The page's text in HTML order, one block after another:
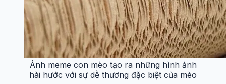
Ảnh meme con mèo tạo ra những hình ảnh
hài hước với sự dễ thương đặc biệt của mèo